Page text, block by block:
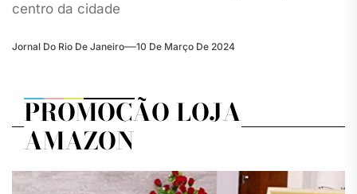
centro da cidade
Jornal Do Rio De Janeiro 10 De Março De 2024
PROMOÇÃO LOJA
AMAZON